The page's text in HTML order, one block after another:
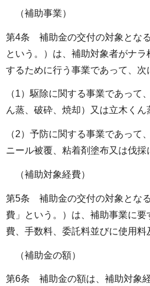
（補助事業）
第4条 補助金の交付の対象となる
という。）は、補助対象者がナ
するために行う事業であって、次
（1）駆除に関する事業であって
ん蒸、破砕、焼却）又は立木くん
（2）予防に関する事業であって
ニール被覆、粘着剤塗布又は伐採
（補助対象経費）
第5条 補助金の交付の対象とな
費」という。）は、補助事業に
費、手数料、委託料並びに使用料
（補助金の額）
第6条 補助金の額は、補助対象